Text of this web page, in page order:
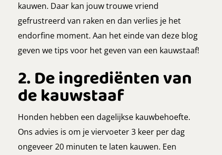
kauwen. Daar kan jouw trouwe vriend
gefrustreerd van raken en dan verlies je het
endorfine moment. Aan het einde van deze blog
geven we tips voor het geven van een kauwstaaf!
2. De ingrediënten van
de kauwstaaf
Honden hebben een dagelijkse kauwbehoefte.
Ons advies is om je viervoeter 3 keer per dag
ongeveer 20 minuten te laten kauwen. Een